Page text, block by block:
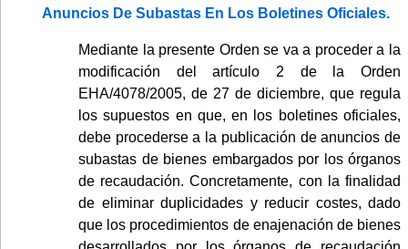
Anuncios De Subastas En Los Boletines Oficiales.
Mediante la presente Orden se va a proceder a la
modificación del artículo 2 de la Orden
EHA/4078/2005, de 27 de diciembre, que regula
los supuestos en que, en los boletines oficiales,
debe procederse a la publicación de anuncios de
subastas de bienes embargados por los órganos
de recaudación. Concretamente, con la finalidad
de eliminar duplicidades y reducir costes, dado
que los procedimientos de enajenación de bienes